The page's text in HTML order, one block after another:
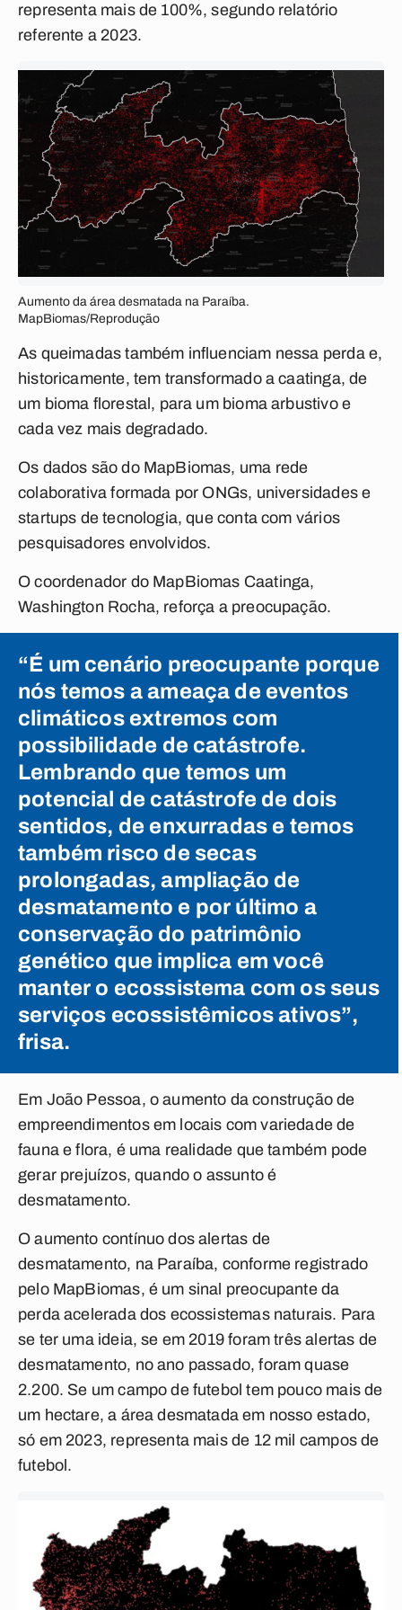
representa mais de 100%, segundo relatório
referente a 2023.
Aumento da área desmatada na Paraíba.
MapBiomas/Reprodução
As queimadas também influenciam nessa perda e,
historicamente, tem transformado a caatinga, de
um bioma florestal, para um bioma arbustivo e
cada vez mais degradado.
Os dados são do MapBiomas, uma rede
colaborativa formada por ONGs, universidades e
startups de tecnologia, que conta com vários
pesquisadores envolvidos.
O coordenador do MapBiomas Caatinga,
Washington Rocha, reforça a preocupação.
“É um cenário preocupante porque
nós temos a ameaça de eventos
climáticos extremos com
possibilidade de catástrofe.
Lembrando que temos um
potencial de catástrofe de dois
sentidos, de enxurradas e temos
também risco de secas
prolongadas, ampliação de
desmatamento e por último a
conservação do patrimônio
genético que implica em você
manter o ecossistema com os seus
serviços ecossistêmicos ativos”,
frisa.
Em João Pessoa, o aumento da construção de
empreendimentos em locais com variedade de
fauna e flora, é uma realidade que também pode
gerar prejuízos, quando o assunto é
desmatamento.
O aumento contínuo dos alertas de
desmatamento, na Paraíba, conforme registrado
pelo MapBiomas, é um sinal preocupante da
perda acelerada dos ecossistemas naturais. Para
se ter uma ideia, se em 2019 foram três alertas de
desmatamento, no ano passado, foram quase
2.200. Se um campo de futebol tem pouco mais de
um hectare, a área desmatada em nosso estado,
só em 2023, representa mais de 12 mil campos de
futebol.